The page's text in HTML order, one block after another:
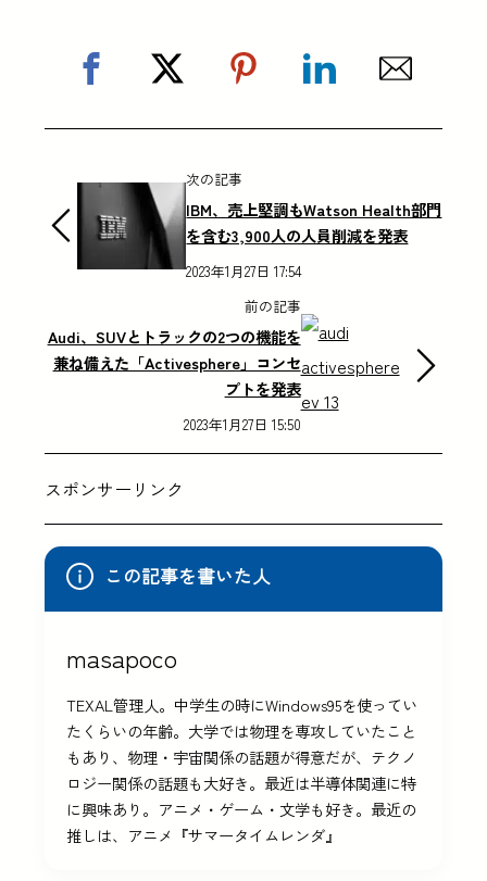
次の記事
IBM、売上堅調もWatson Health部門
を含む3,900人の人員削減を発表
2023年1月27日 17:54
前の記事
Audi、SUVとトラックの2つの機能を
兼ね備えた「Activesphere」コンセ
プトを発表
2023年1月27日 15:50
スポンサーリンク
この記事を書いた人
masapoco
TEXAL管理人。中学生の時にWindows95を使ってい
たくらいの年齢。大学では物理を専攻していたこと
もあり、物理・宇宙関係の話題が得意だが、テクノ
ロジー関係の話題も大好き。最近は半導体関連に特
に興味あり。アニメ・ゲーム・文学も好き。最近の
推しは、アニメ『サマータイムレンダ』